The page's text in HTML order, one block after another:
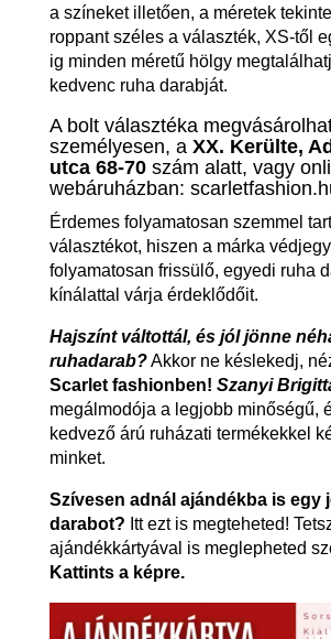
a színeket illetően, a méretek
roppant széles a választék, XS-től
ig minden méretű hölgy
kedvenc ruha darabját.
A bolt választéka
személyesen, a XX. Kerülte,
utca 68-70szám alatt, vagy
webáruházban:
Érdemes folyamatosan szemmel
választékot, hiszen a márka
folyamatosan frissülő, egyedi ruha
kínálattal várja érdeklődőit.
Hajszínt váltottál, és jól jönne
ruhadarab?Akkor ne késlekedj,
Scarlet fashionben! Szanyi
megálmodója a legjobb minőségű,
kedvező árú ruházati termékekkel
minket.
Szívesen adnál ajándékba is egy
darabot? Itt ezt is megteheted!
ajándékkártyával is meglepheted
Kattints a képre.